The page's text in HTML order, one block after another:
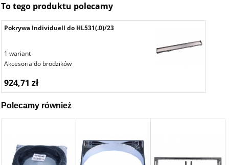
To tego produktu polecamy
Pokrywa Individuell do HL531(.0)/23
1 wariant
Akcesoria do brodzików
924,71 zł
Polecamy również